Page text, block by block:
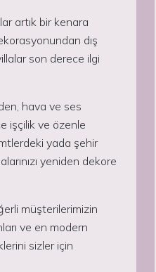
artık bir kenara
dış
son derece ilgi
hava ve ses
işçilik ve özenle
yada şehir
yeniden dekore
müşterilerimizin
ve en modern
sizler için